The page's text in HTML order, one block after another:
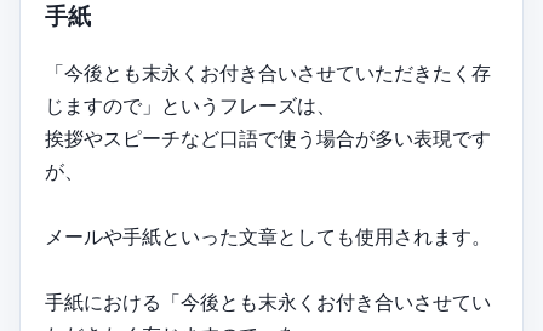
手紙
「今後とも末永くお付き合いさせていただきたく存
じますので」というフレーズは、
挨拶やスピーチなど口語で使う場合が多い表現です
が、
メールや手紙といった文章としても使用されます。
手紙における「今後とも末永くお付き合いさせてい